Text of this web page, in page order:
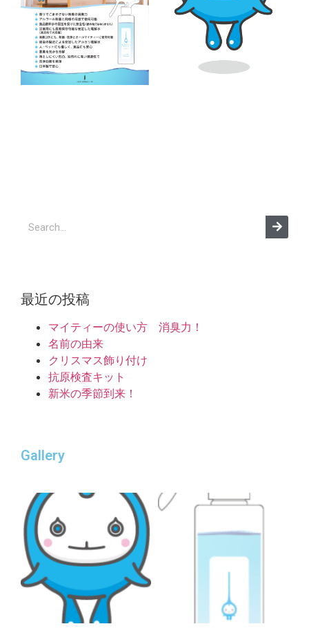
最近の投稿
マイティーの使い方 消臭力！
名前の由来
クリスマス飾り付け
抗原検査キット
新米の季節到来！
Gallery